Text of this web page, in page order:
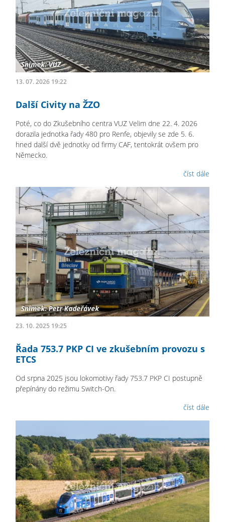
13. 07. 2026 19:22
Další Civity na ŽZO
Poté, co do Zkušebního centra VUZ Velim dne 22. 4. 2026
dorazila jednotka řady 480 pro Renfe, objevily se zde 5. 6.
hned další dvě jednotky od firmy CAF, tentokrát ovšem pro
Německo.
číst dále
23. 10. 2025 19:25
Řada 753.7 PKP CI ve zkušebním provozu s
ETCS
Od srpna 2025 jsou lokomotivy řady 753.7 PKP CI postupně
přepínány do režimu Switch-On.
číst dále